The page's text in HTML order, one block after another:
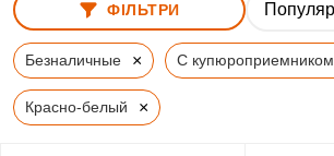
ФІЛЬТРИ
Безналичные × С купюроприемником
Красно-белый ×